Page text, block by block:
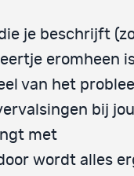
je beschrijft
eromheen
van het
bij
met
wordt alles